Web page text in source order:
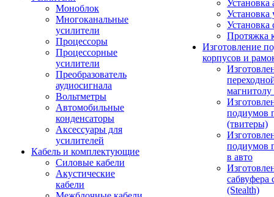
Моноблок
Многоканальные
усилители
Процессоры
Процессорные
усилители
Преобразователь
аудиосигнала
Вольтметры
Автомобильные
конденсаторы
Аксессуары для
усилителей
Кабель и комплектующие
Силовые кабели
Акустические
кабели
Установка
Установка
Установка
Протяжка
Изготовление
корпусов и
подиумов
(твитеры)
подиумов
в авто
сабвуфера
(Stealth)